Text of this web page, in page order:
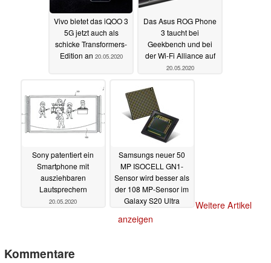
Vivo bietet das iQOO 3
5G jetzt auch als
schicke Transformers-
Edition an 20.05.2020
Das Asus ROG Phone
3 taucht bei
Geekbench und bei
der Wi-Fi Alliance auf
20.05.2020
Sony patentiert ein
Smartphone mit
ausziehbaren
Lautsprechern
20.05.2020
Samsungs neuer 50
MP ISOCELL GN1-
Sensor wird besser als
der 108 MP-Sensor im
Galaxy S20 Ultra
Weitere Artikel
anzeigen
Kommentare